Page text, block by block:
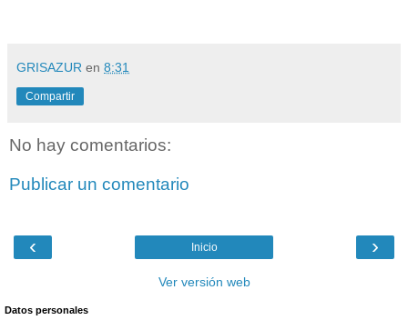
GRISAZUR en 8:31
Compartir
No hay comentarios:
Publicar un comentario
‹ ›
Inicio
Ver versión web
Datos personales